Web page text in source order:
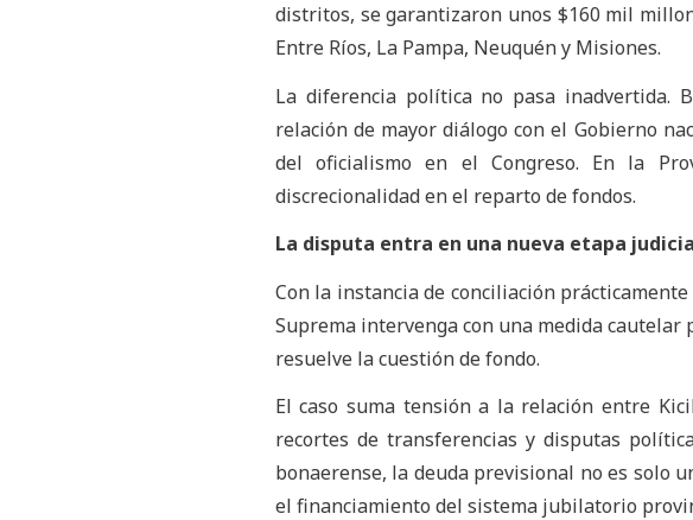
distritos, se garantizaron unos $160 mil
Entre Ríos, La Pampa, Neuquén y Misiones.
La diferencia política no pasa inadvertida.
relación de mayor diálogo con el Gobierno
del oficialismo en el Congreso. En la
discrecionalidad en el reparto de fondos.
La disputa entra en una nueva etapa
Con la instancia de conciliación
Suprema intervenga con una medida
resuelve la cuestión de fondo.
El caso suma tensión a la relación entre
recortes de transferencias y disputas
bonaerense, la deuda previsional no es solo
el financiamiento del sistema jubilatorio